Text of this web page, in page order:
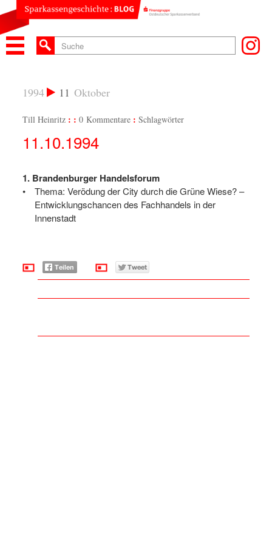
11 Oktober
1994
Till Heinritz 0 Kommentare Schlagwörter
11.10.1994
1. Brandenburger Handelsforum
Thema: Verödung der City durch die Grüne Wiese? –
Entwicklungschancen des Fachhandels in der
Innenstadt